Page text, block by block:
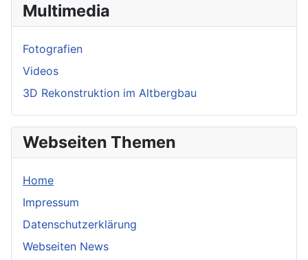
Multimedia
Fotografien
Videos
3D Rekonstruktion im Altbergbau
Webseiten Themen
Home
Impressum
Datenschutzerklärung
Webseiten News